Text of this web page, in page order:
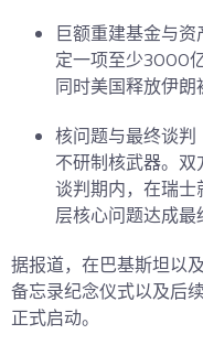
巨额重建基金与资
定一项至少3000
同时美国释放伊朗
核问题与最终谈判
不研制核武器。
谈判期内，在瑞
层核心问题达成最
据报道，在巴基斯坦以
备忘录纪念仪式以及后
正式启动。